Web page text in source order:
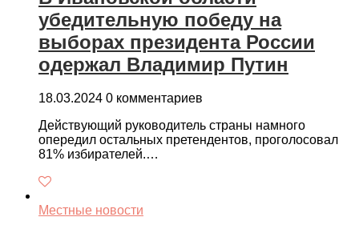
убедительную победу на
выборах президента России
одержал Владимир Путин
18.03.2024 0 комментариев
Действующий руководитель страны намного
опередил остальных претендентов, проголосовал
81% избирателей.…
Местные новости